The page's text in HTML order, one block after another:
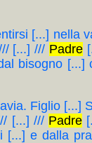
[...] nella
[...] /// Padre
bisogno
Figlio [...]
[...] /// Padre
e dalla